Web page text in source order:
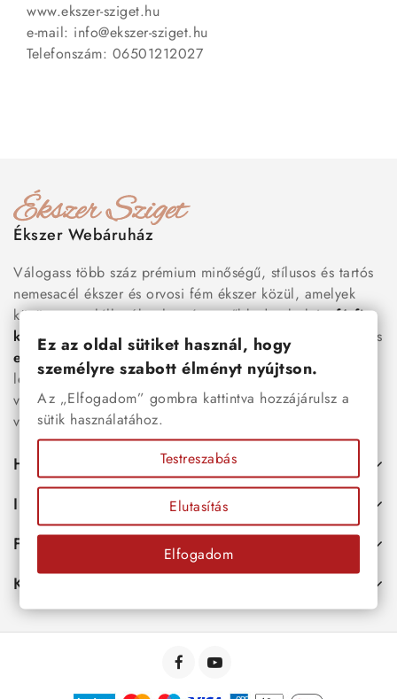
www.ekszer-sziget.hu
e-mail: info@ekszer-sziget.hu
Telefonszám: 06501212027
Ékszer Webáruház
Válogass több száz prémium minőségű, stílusos és tartós
nemesacél ékszer és orvosi fém ékszer közül, amelyek
között megtalálhatók a legnépszerűbb darabok is:férfi
karkötők
, női nyakláncok , karikagyűrűk
és
esküvői kiegészítőkegyaránt. Webáruházunkban a
legújabb trendeket követő, mégis időtálló ékszerek közül
választhatsz – legyen szó ajándékról, mindennapi
viseletről vagy különleges alkalmakról.
Hasznos
Információk
Fiókod
Kapcsolat
Ez az oldal sütiket használ, hogy
személyre szabott élményt nyújtson.
Az „Elfogadom” gombra kattintva hozzájárulsz a
sütik használatához.
Testreszabás
Elutasítás
Elfogadom